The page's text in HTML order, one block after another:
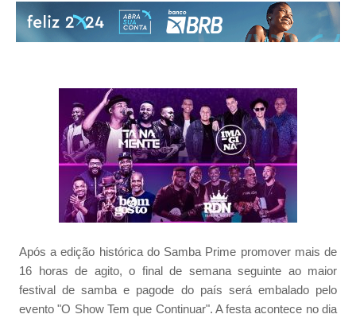
Após a edição histórica do Samba Prime promover mais de
16 horas de agito, o final de semana seguinte ao maior
festival de samba e pagode do país será embalado pelo
evento "O Show Tem que Continuar". A festa acontece no dia